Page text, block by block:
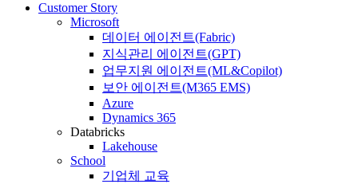
Customer Story
Microsoft
데이터 에이전트(Fabric)
지식관리 에이전트(GPT)
업무지원 에이전트(ML&Copilot)
보안 에이전트(M365 EMS)
Azure
Dynamics 365
Databricks
Lakehouse
School
기업체 교육